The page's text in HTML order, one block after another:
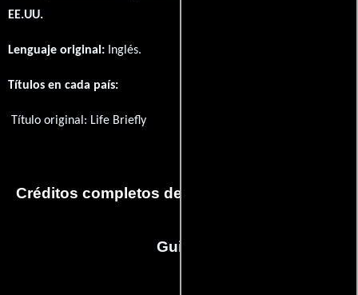
EE.UU.
Lenguaje original: Inglés.
Títulos en cada país:
Título original: Life Briefly
Créditos completos de la película Life Briefly
Guión